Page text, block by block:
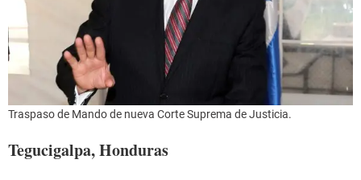
Traspaso de Mando de nueva Corte Suprema de Justicia.
Tegucigalpa, Honduras